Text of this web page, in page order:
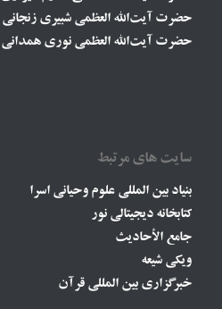
حضرت آیت‌الله العظمی شبیری زنجانی
حضرت آیت‌الله العظمی نوری همدانی
سایت های مرتبط
بنیاد بین المللی علوم وحیانی اسرا
کتابخانه دیجیتالی نور
جامع الأحادیث
ویکی شیعه
خبرگزاری بین المللی قرآن